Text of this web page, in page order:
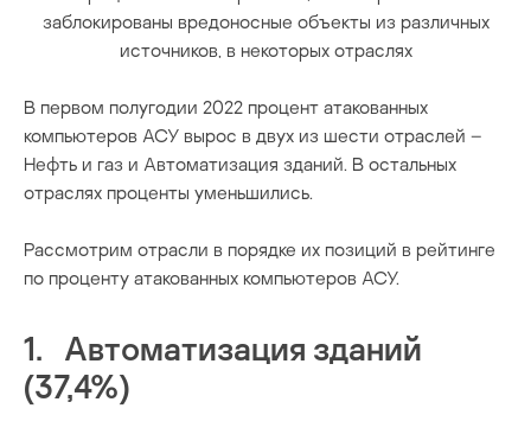
заблокированы вредоносные объекты из различных
источников, в некоторых отраслях
В первом полугодии 2022 процент атакованных
компьютеров АСУ вырос в двух из шести отраслей –
Нефть и газ и Автоматизация зданий. В остальных
отраслях проценты уменьшились.
Рассмотрим отрасли в порядке их позиций в рейтинге
по проценту атакованных компьютеров АСУ.
1. Автоматизация зданий
(37,4%)